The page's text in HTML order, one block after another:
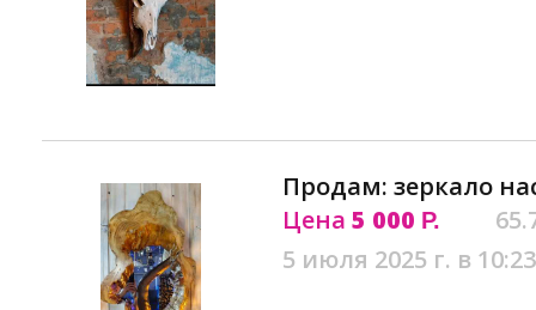
Продам: зеркало
Цена 5 000 Р.
5 июля 2025 г. в 10:23